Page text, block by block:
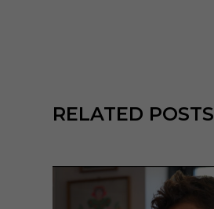
RELATED POSTS